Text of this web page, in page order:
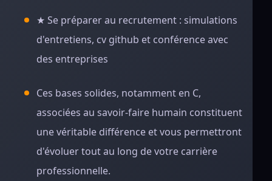
★ Se préparer au recrutement : simulations
d'entretiens, cv github et conférence avec
des entreprises
Ces bases solides, notamment en C,
associées au savoir-faire humain constituent
une véritable différence et vous permettront
d'évoluer tout au long de votre carrière
professionnelle.